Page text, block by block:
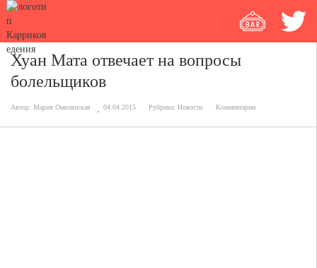
Хуан Мата отвечает на вопросы
болельщиков
Автор: Мария Омелянская 04.04.2015 Рубрика: Новости Комментарии